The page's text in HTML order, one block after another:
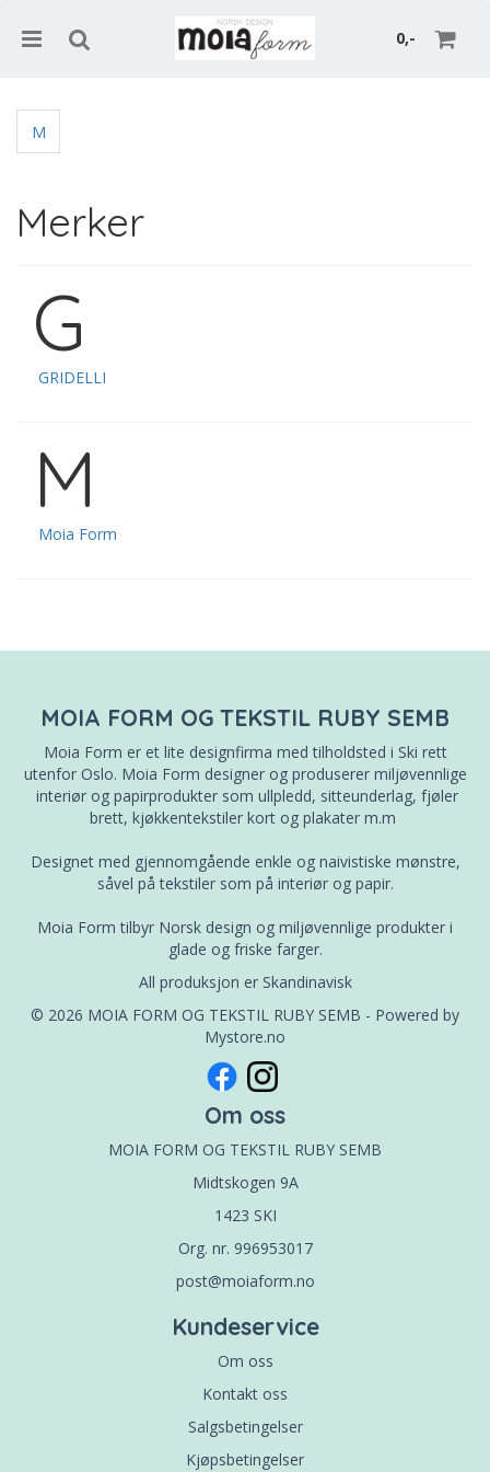
0,-
M
Merker
G
GRIDELLI
M
Moia Form
MOIA FORM OG TEKSTIL RUBY SEMB
Moia Form er et lite designfirma med tilholdsted i Ski rett
utenfor Oslo. Moia Form designer og produserer miljøvennlige
interiør og papirprodukter som ullpledd, sitteunderlag, fjøler
brett, kjøkkentekstiler kort og plakater m.m
Designet med gjennomgående enkle og naivistiske mønstre,
såvel på tekstiler som på interiør og papir.
Moia Form tilbyr Norsk design og miljøvennlige produkter i
glade og friske farger.
All produksjon er Skandinavisk
© 2026 MOIA FORM OG TEKSTIL RUBY SEMB - Powered by
Mystore.no
Om oss
MOIA FORM OG TEKSTIL RUBY SEMB
Midtskogen 9A
1423 SKI
Org. nr. 996953017
post@moiaform.no
Kundeservice
Om oss
Kontakt oss
Salgsbetingelser
Kjøpsbetingelser